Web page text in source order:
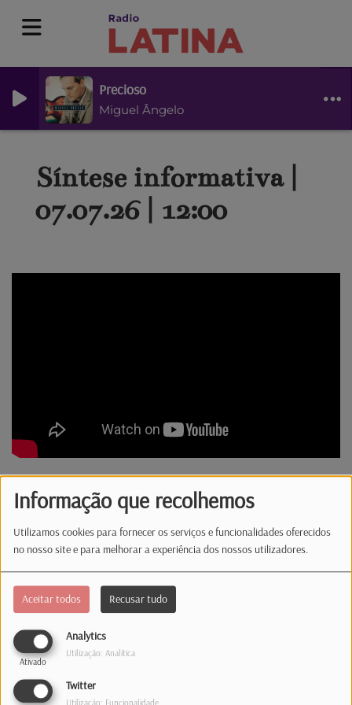
Informação que recolhemos
Utilizamos cookies para fornecer os serviços e funcionalidades oferecidos
no nosso site e para melhorar a experiência dos nossos utilizadores.
Aceitar todos Recusar tudo
Analytics
Ativado
Utilização: Analítica
Twitter
Utilização: Funcionalidade
Precioso
Miguel Ângelo
Síntese informativa |
07.07.26 | 12:00
A síntese informativa das 12:00 com o jornalista
Henrique de Burgo.
Comentários(0)
INICIAR SESSÃO